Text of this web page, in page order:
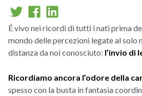
É vivo nei ricordi di tutti i nati prima
mondo delle percezioni legate al solo
distanza da noi conosciuto: l’invio di
Ricordiamo ancora l’odore della
spesso con la busta in fantasia